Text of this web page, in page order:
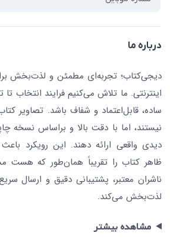
کافه دیجی کتاب
جستجو در سایت
کتابیاب
درباره ما
دیجی‌کتاب؛ تجربه‌ای مطمئن و لذت‌بخش
اینترنتی. ما تلاش می‌کنیم فرایند انتخاب
ساده، قابل‌اعتماد و شفاف باشد. تصاویر
نیستند، اما با دقت بالا و براساس نسخه
دیدی واقعی ارائه دهند. این رویکرد
ظاهر کتاب را تقریباً همان‌طور که هست
ناشران معتبر، پشتیبانی دقیق و ارسال
لذت‌بخش می‌کند.
مشاهده بیشتر